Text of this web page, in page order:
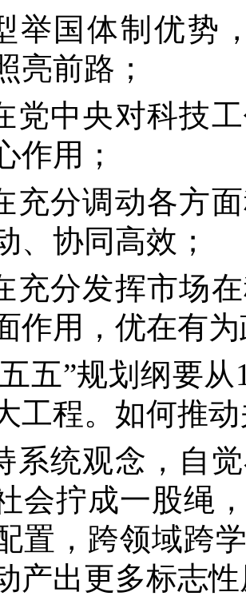
举国体制优势
亮前路；
党中央对科技
作用；
充分调动各方
、协同高效；
充分发挥市场
作用，优在有
五”规划纲要
工程。如何推
系统观念，自
会拧成一股绳
置，跨领域跨
产出更多标志